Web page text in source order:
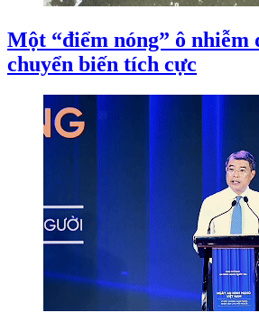
Một “điểm nóng” ô nhiễm
chuyển biến tích cực